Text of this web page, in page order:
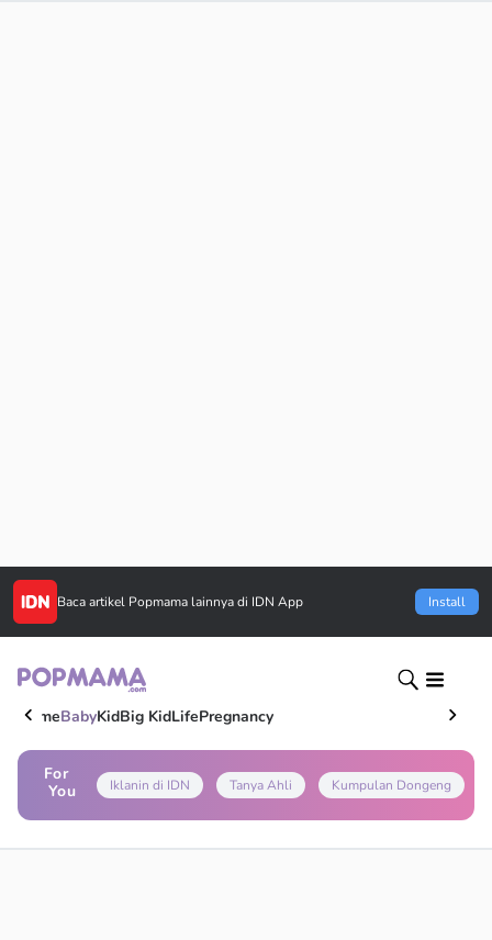
Baca artikel Popmama lainnya di IDN App Install
HomeBabyKidBig KidLifePregnancy
For
You
Iklanin di IDN Tanya Ahli Kumpulan Dongeng